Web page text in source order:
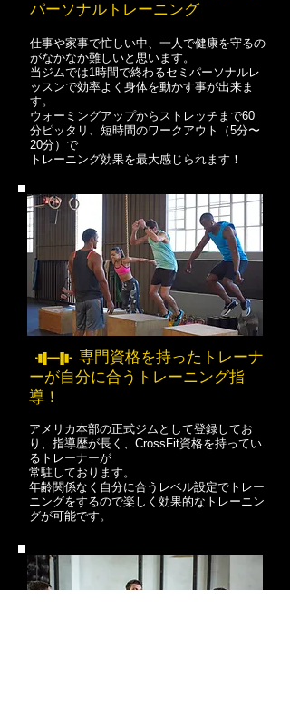
パーソナルトレーニング
仕事や家事で忙しい中、一人で健康を守るの
がなかなか難しいと思います。
​当ジムでは1時間で終わるセミパーソナルレ
ッスンで効率よく身体を動かす事が出来ま
す。
ウォーミングアップからストレッチまで60
分ピッタリ、短時間のワークアウト（5分〜
20分）で
​トレーニング効果を最大感じられます！
専門資格を持ったトレーナ
ーが自分に合うトレーニング指
導！
アメリカ本部の正式ジムとして登録してお
り、指導歴が長く、CrossFit資格を持ってい
るトレーナーが
常駐しております。
​年齢関係なく自分に合うレベル設定でトレー
ニングをするので楽しく効果的なトレーニン
グが可能です。